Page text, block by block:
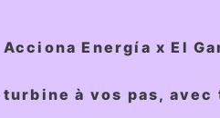
Acciona Energía x El
turbine à vos pas,